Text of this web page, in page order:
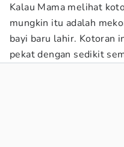
Kalau Mama melihat
mungkin itu adalah
bayi baru lahir. Kotoran
pekat dengan sedikit